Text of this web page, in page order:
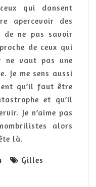
qui dansent
apercevoir des
de ne pas savoir
de ceux qui
ne vaut pas une
Je me sens aussi
qu’il faut être
et qu’il
Je n’aime pas
alors
là.
Gilles